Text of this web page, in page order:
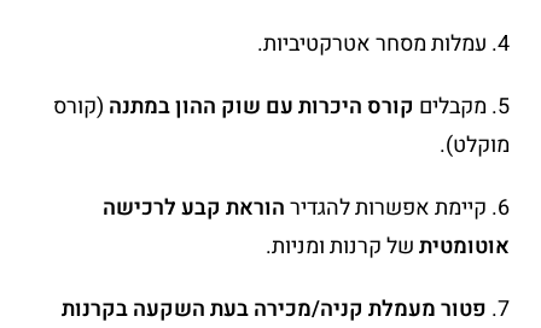
4. עמלות מסחר אטרקטיביות.
5. מקבלים
קורס היכרות עם שוק ההון במתנה (קורס
מוקלט).
6. קיימת אפשרות להגדיר
הוראת קבע לרכישה
אוטומטיתשל קרנות ומניות.
7. פטור מעמלת קניה/מכירה בעת השקעה בקרנות